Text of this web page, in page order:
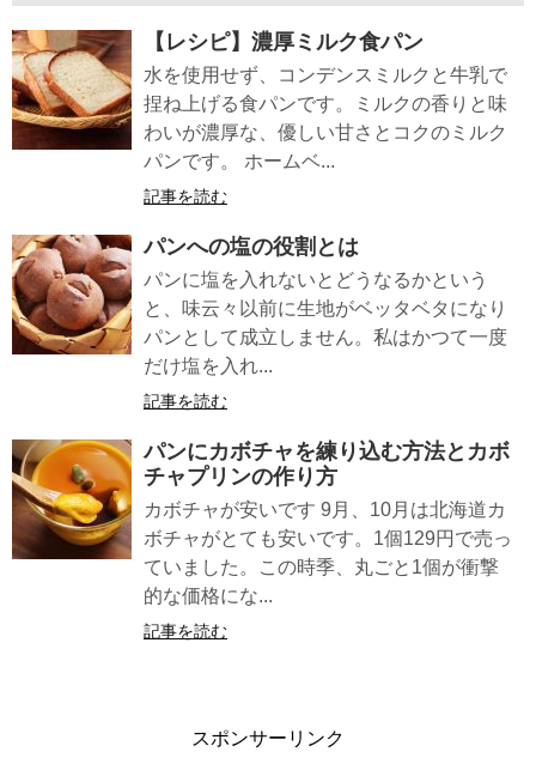
【レシピ】濃厚ミルク食パン
水を使用せず、コンデンスミルクと牛乳で
捏ね上げる食パンです。ミルクの香りと味
わいが濃厚な、優しい甘さとコクのミルク
パンです。 ホームベ...
記事を読む
パンへの塩の役割とは
パンに塩を入れないとどうなるかという
と、味云々以前に生地がベッタベタになり
パンとして成立しません。私はかつて一度
だけ塩を入れ...
記事を読む
パンにカボチャを練り込む方法とカボ
チャプリンの作り方
カボチャが安いです 9月、10月は北海道カ
ボチャがとても安いです。1個129円で売っ
ていました。この時季、丸ごと1個が衝撃
的な価格にな...
記事を読む
スポンサーリンク